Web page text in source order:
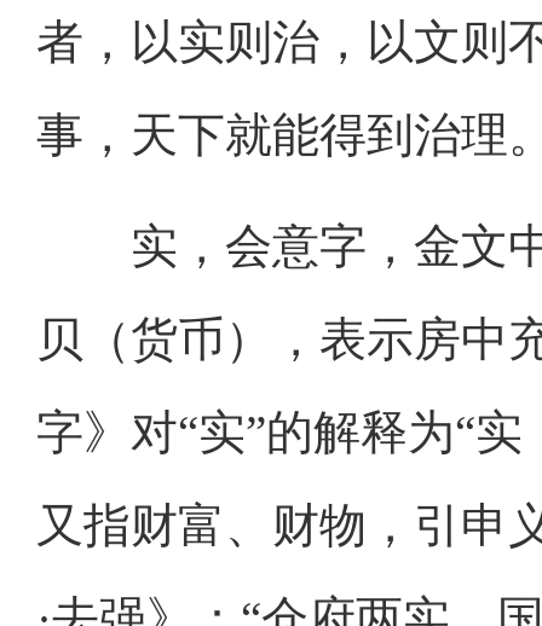
者，以实则治，以文则
事，天下就能得到治理
实，会意字，金文中
贝（货币），表示房中
字》对“实”的解释为“
又指财富、财物，引申